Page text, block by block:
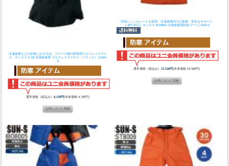
冷凍倉庫などの作業におすすめ。フリース製の防寒用フルフェイスマス
ク。サンエス C-18 冷凍倉庫用 フルフェイスマスク（ブラック）│SUN-
S
通常価格（税込み）5,170円(本体価格:4,700円)
中綿にシンサレートを採用。冷凍倉庫内での業務・安全をサポート
［-40℃対応］サンエス BO8001 冷凍倉庫用防寒コート│SUN-S
通常価格（税込み） 17,116円(本体価格:15,560円)